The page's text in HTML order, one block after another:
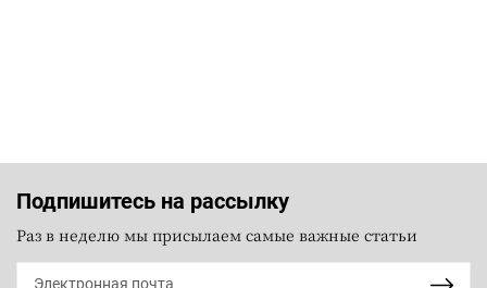
Подпишитесь на рассылку
Раз в неделю мы присылаем самые важные статьи